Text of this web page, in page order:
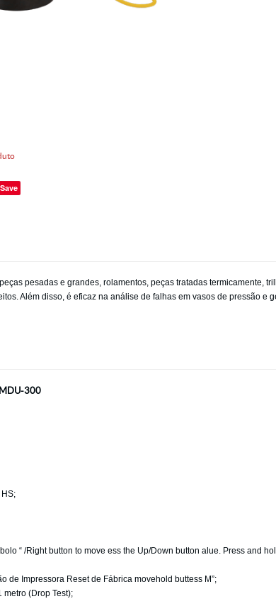
Save
pesadas e grandes, rolamentos, peças tratadas termicamente,
Além disso, é eficaz na análise de falhas em vasos de pressão e
300
“ /Right button to move ess the Up/Down button alue. Press and
de Impressora Reset de Fábrica movehold buttess M”;
metro (Drop Test);